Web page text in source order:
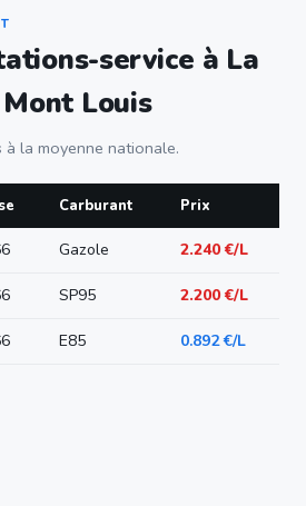
service à La
Louis
la moyenne nationale.
Carburant Prix
Gazole 2.240 €/L
SP95 2.200 €/L
E85 0.892 €/L